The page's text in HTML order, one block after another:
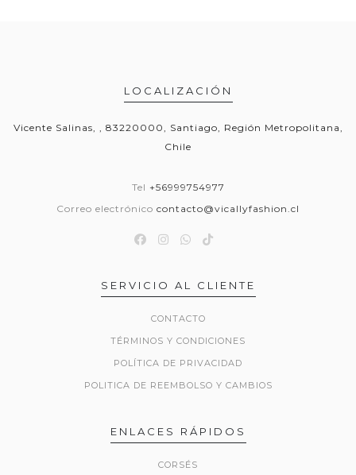
LOCALIZACIÓN
Vicente Salinas, , 83220000, Santiago, Región Metropolitana,
Chile
Tel +56999754977
Correo electrónico contacto@vicallyfashion.cl
SERVICIO AL CLIENTE
CONTACTO
TÉRMINOS Y CONDICIONES
POLÍTICA DE PRIVACIDAD
POLITICA DE REEMBOLSO Y CAMBIOS
ENLACES RÁPIDOS
CORSÉS